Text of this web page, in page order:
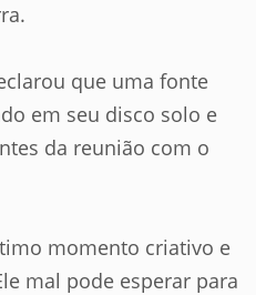
que uma fonte
em seu disco solo e
da reunião com o
momento criativo e
mal pode esperar para